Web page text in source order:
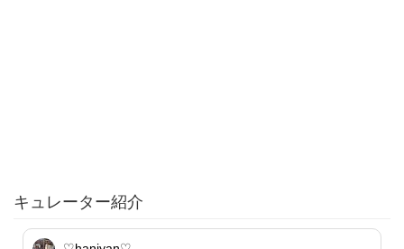
キュレーター紹介